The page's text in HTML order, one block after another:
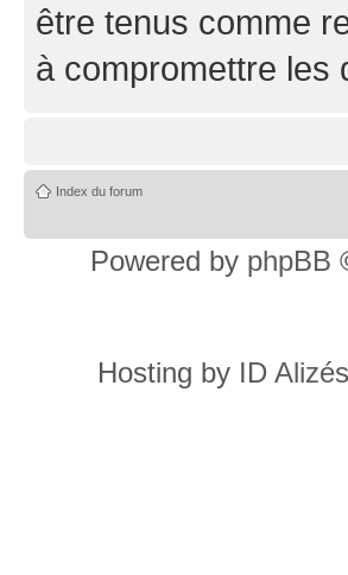
être tenus comme
à compromettre les
Index du forum
Powered by phpBB
Hosting by ID